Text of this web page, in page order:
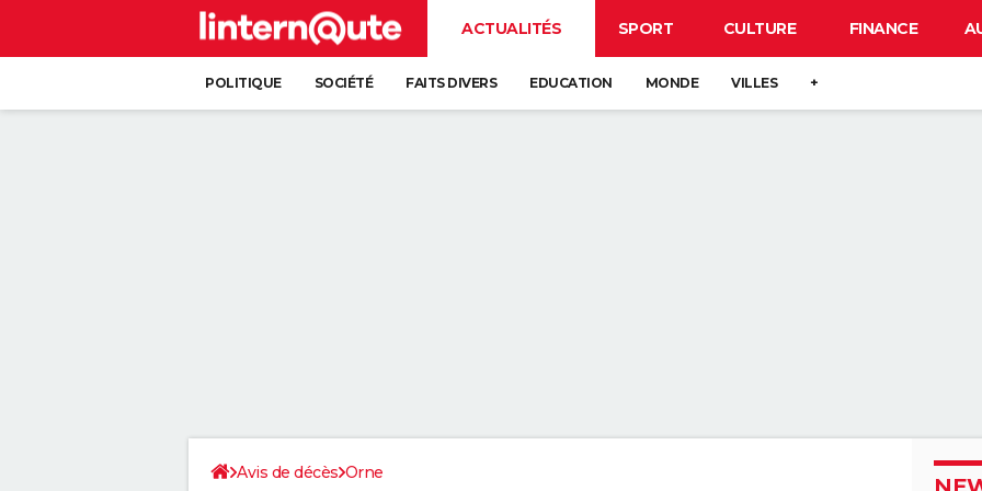
ACTUALITÉS SPORT CULTURE FINANCE
POLITIQUE SOCIÉTÉ FAITS DIVERS EDUCATION MONDE VILLES +
Avis de décès Orne